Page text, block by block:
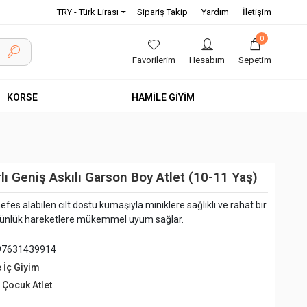
TRY - Türk Lirası Sipariş Takip Yardım İletişim
Favorilerim Hesabım
0
Sepetim
KORSE HAMİLE GİYİM
Geniş Askılı Garson Boy Atlet (10-11 Yaş)
alabilen cilt dostu kumaşıyla miniklere sağlıklı ve rahat bir
hareketlere mükemmel uyum sağlar.
İç Giyim
Çocuk Atlet